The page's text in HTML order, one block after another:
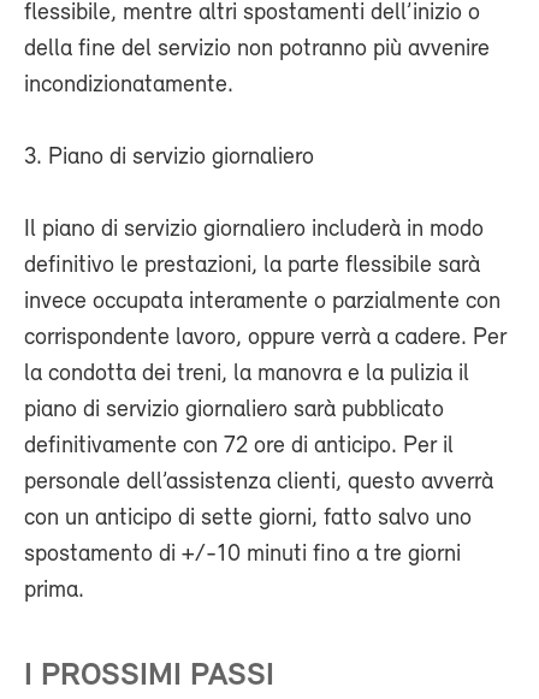
flessibile, mentre altri spostamenti dell’inizio o
della fine del servizio non potranno più avvenire
incondizionatamente.
3. Piano di servizio giornaliero
Il piano di servizio giornaliero includerà in modo
definitivo le prestazioni, la parte flessibile sarà
invece occupata interamente o parzialmente con
corrispondente lavoro, oppure verrà a cadere. Per
la condotta dei treni, la manovra e la pulizia il
piano di servizio giornaliero sarà pubblicato
definitivamente con 72 ore di anticipo. Per il
personale dell’assistenza clienti, questo avverrà
con un anticipo di sette giorni, fatto salvo uno
spostamento di +/-10 minuti fino a tre giorni
prima.
I PROSSIMI PASSI